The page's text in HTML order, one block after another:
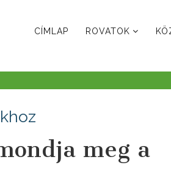
CÍMLAP ROVATOK
meg a